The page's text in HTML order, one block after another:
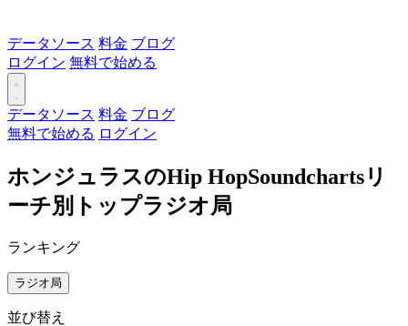
データソース 料金 ブログ
ログイン 無料で始める
データソース 料金 ブログ
無料で始める ログイン
ホンジュラスのHip HopSoundchartsリ
ーチ別トップラジオ局
ランキング
ラジオ局
並び替え